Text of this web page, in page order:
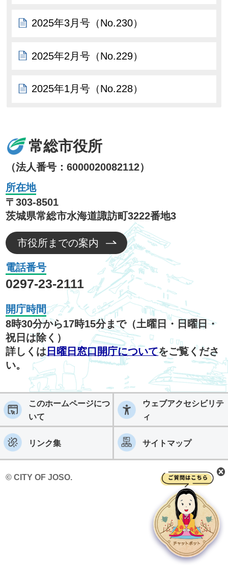
2025年3月号（No.230）
2025年2月号（No.229）
2025年1月号（No.228）
常総市役所
（法人番号：6000020082112）
所在地
〒303-8501
茨城県常総市水海道諏訪町3222番地3
市役所までの案内
電話番号
0297-23-2111
開庁時間
8時30分から17時15分まで（土曜日・日曜日・
祝日は除く）
詳しくは 日曜日窓口開庁についてをご覧くださ
い。
このホームページにつ
いて
ウェブアクセシビリテ
ィ
リンク集 サイトマップ
© CITY OF JOSO.